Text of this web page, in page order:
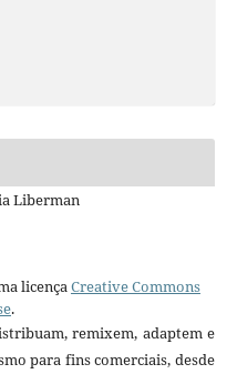
Liberman
licençaCreative Commons
.
remixem, adaptem e
para fins comerciais, desde